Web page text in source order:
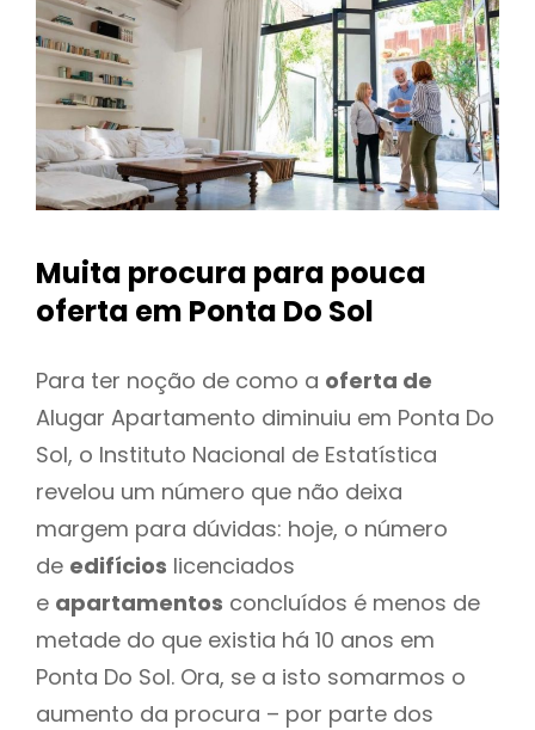
Muita procura para pouca
oferta em Ponta Do Sol
Para ter noção de como a oferta de
Alugar Apartamento diminuiu em Ponta Do
Sol, o Instituto Nacional de Estatística
revelou um número que não deixa
margem para dúvidas: hoje, o número
de edifícios licenciados
e apartamentos concluídos é menos de
metade do que existia há 10 anos em
Ponta Do Sol. Ora, se a isto somarmos o
aumento da procura – por parte dos